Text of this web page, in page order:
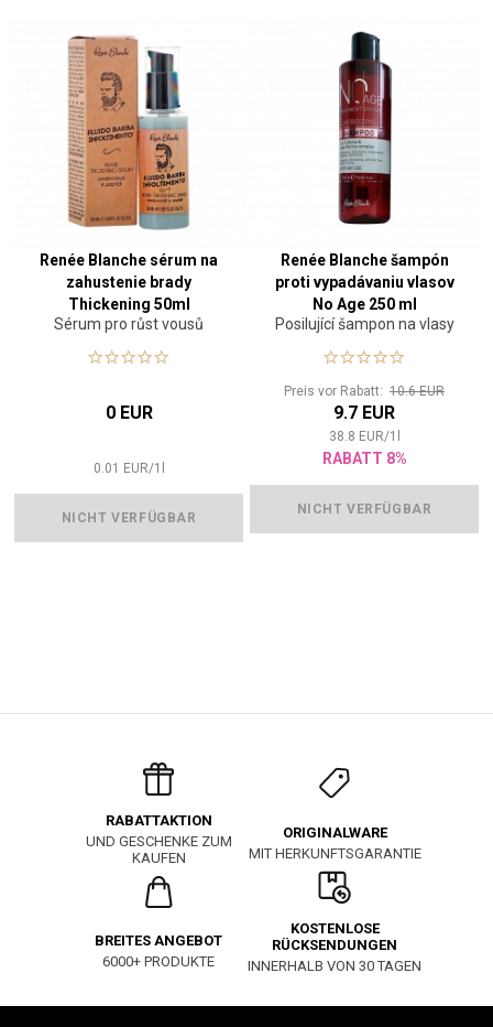
Renée Blanche sérum na
zahustenie brady
Thickening 50ml
Sérum pro růst vousů
0 EUR
0.01 EUR/1
NICHT VERFÜGBAR
Renée Blanche šampón
proti vypadávaniu vlasov
No Age 250 ml
Posilující šampon na vlasy
Preis vor Rabatt: 10.6 EUR
9.7 EUR
38.8 EUR/1
RABATT 8%
NICHT VERFÜGBAR
RABATTAKTION
UND GESCHENKE ZUM
KAUFEN
ORIGINALWARE
MIT HERKUNFTSGARANTIE
BREITES ANGEBOT
6000+ PRODUKTE
KOSTENLOSE
RÜCKSENDUNGEN
INNERHALB VON 30 TAGEN